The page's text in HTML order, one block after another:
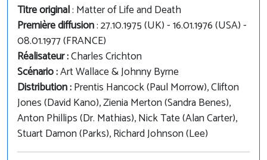
Titre original: Matter of Life and Death
Première diffusion: 27.10.1975 (UK) - 16.01.1976 (USA) -
08.01.1977 (FRANCE)
Réalisateur :Charles Crichton
Scénario :Art Wallace & Johnny Byrne
Distribution :Prentis Hancock (Paul Morrow), Clifton
Jones (David Kano), Zienia Merton (Sandra Benes),
Anton Phillips (Dr. Mathias), Nick Tate (Alan Carter),
Stuart Damon (Parks), Richard Johnson (Lee)